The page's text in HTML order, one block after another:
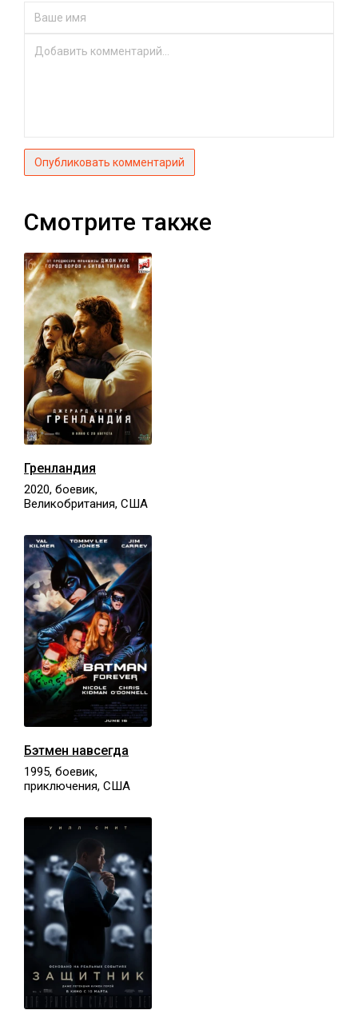
Опубликовать комментарий
Смотрите также
Гренландия
2020, боевик,
Великобритания, США
Бэтмен навсегда
1995, боевик,
приключения, США